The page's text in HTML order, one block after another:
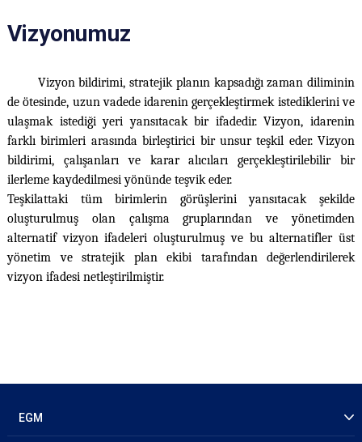
Vizyonumuz
Vizyon bildirimi, stratejik planın kapsadığı zaman diliminin
de ötesinde, uzun vadede idarenin gerçekleştirmek istediklerini ve
ulaşmak istediği yeri yansıtacak bir ifadedir. Vizyon, idarenin
farklı birimleri arasında birleştirici bir unsur teşkil eder. Vizyon
bildirimi, çalışanları ve karar alıcıları gerçekleştirilebilir bir
ilerleme kaydedilmesi yönünde teşvik eder.
Teşkilattaki tüm birimlerin görüşlerini yansıtacak şekilde
oluşturulmuş olan çalışma gruplarından ve yönetimden
alternatif vizyon ifadeleri oluşturulmuş ve bu alternatifler üst
yönetim ve stratejik plan ekibi tarafından değerlendirilerek
vizyon ifadesi netleştirilmiştir.
EGM